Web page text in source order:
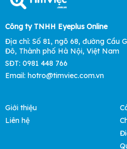
Công ty TNHH Eyeplus Online
Địa chỉ: Số 81, ngõ 68, đường Cầu
Đô, Thành phố Hà Nội, Việt Nam
SĐT: 0981 448 766
Email: hotro@timviec.com.vn
Giới thiệu
Liên hệ